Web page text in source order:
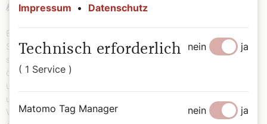
Andrea Harringer
Bei der Fußball-WM in Kanada, den USA und Mexiko stehen die
Superstars im Mittelpunkt. Doch abseits der großen Stadien zeigt
sich, welche Kraft Fußball wirklich haben kann. Die
österreichische Entwicklungsorganisation Jugend Eine Welt
unterstützt weltweit Projekte, die Straßenkindern durch Fußball
und Bildung neue Perspektiven eröffnen. So auch im
Veranstalterland Mexiko.
Impressum • Datenschutz
Technisch erforderlich
( 1 Service )
nein ja
Matomo Tag Manager nein ja